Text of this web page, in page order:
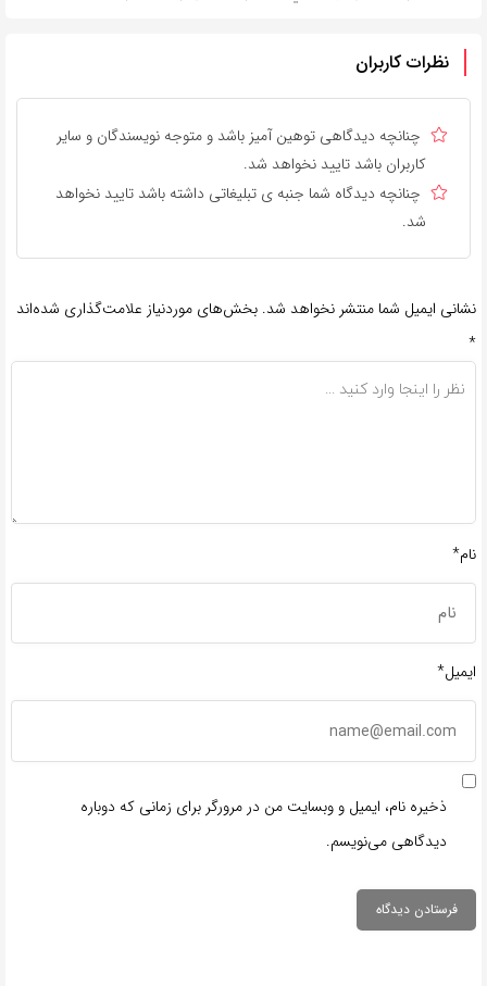
نظرات کاربران
چنانچه دیدگاهی توهین آمیز باشد و متوجه نویسندگان و سایر
کاربران باشد تایید نخواهد شد.
چنانچه دیدگاه شما جنبه ی تبلیغاتی داشته باشد تایید نخواهد
شد.
نشانی ایمیل شما منتشر نخواهد شد. بخش‌های موردنیاز علامت‌گذاری شده‌اند
*
نام*
ایمیل*
ذخیره نام، ایمیل و وبسایت من در مرورگر برای زمانی که دوباره
دیدگاهی می‌نویسم.